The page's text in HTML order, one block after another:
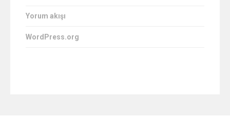
Yorum akışı
WordPress.org